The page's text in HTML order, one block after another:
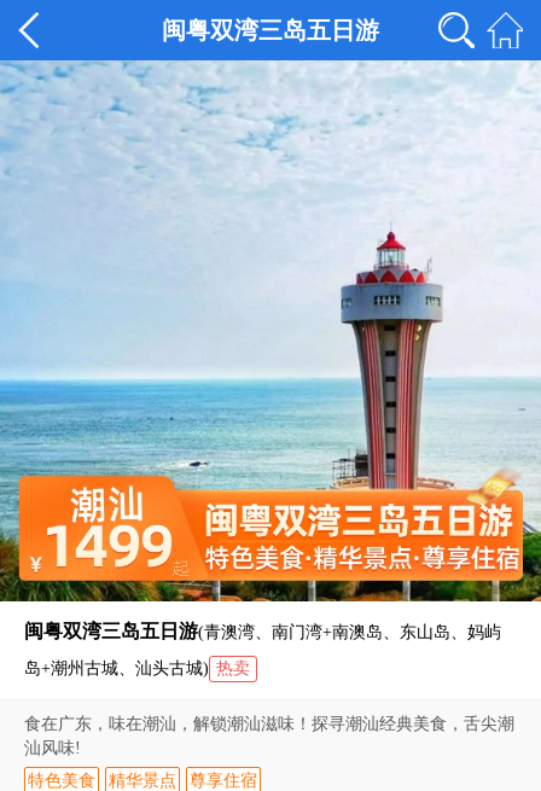
闽粤双湾三岛五日游
闽粤双湾三岛五日游(青澳湾、南门湾+南澳岛、东山岛、妈屿
岛+潮州古城、汕头古城) 热卖
食在广东，味在潮汕，解锁潮汕滋味！探寻潮汕经典美食，舌尖潮
汕风味!
特色美食
精华景点 尊享住宿